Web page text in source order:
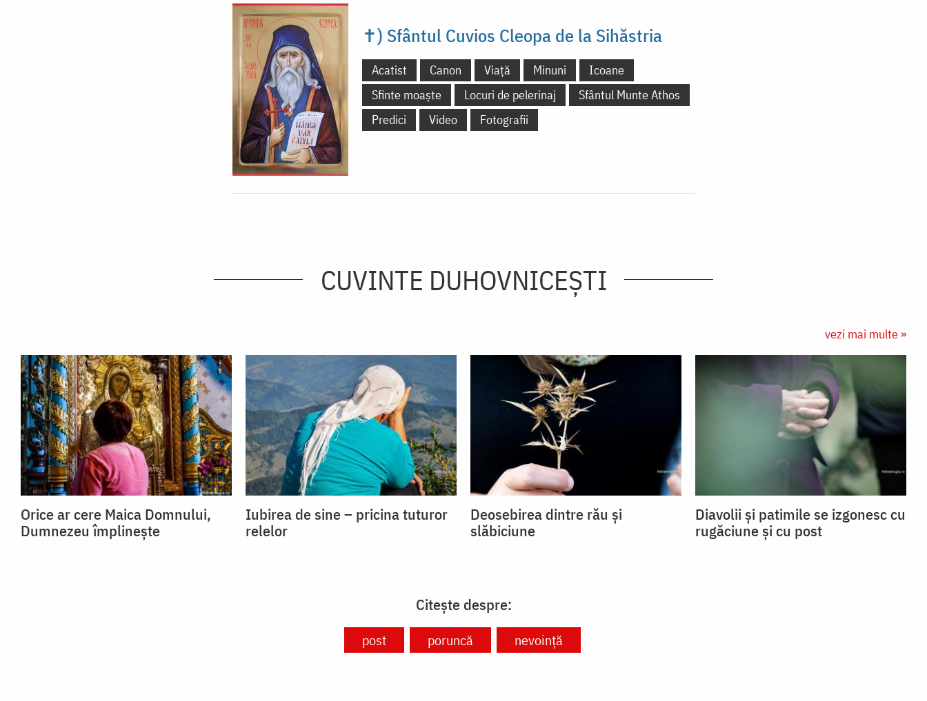
✝) Sfântul Cuvios Cleopa de la Sihăstria
Acatist Canon Viață Minuni
Icoane
Sfinte moaște
Locuri de pelerinaj
Sfântul Munte Athos
Predici
Video Fotografii
CUVINTE DUHOVNICEȘTI
vezi mai multe »
Orice ar cere Maica Domnului,
Dumnezeu împlinește
Iubirea de sine – pricina tuturor
relelor
Deosebirea dintre rău și
slăbiciune
Diavolii și patimile se izgonesc cu
rugăciune și cu post
Citește despre:
post poruncă nevoință